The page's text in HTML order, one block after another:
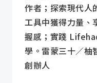
作者；探索現代人
工具中獲得力量、
握感；實踐
學。雷蒙三十／
創辦人